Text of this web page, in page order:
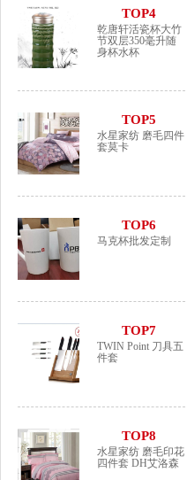
TOP4
乾唐轩活瓷杯大竹
节双层350毫升随
身杯水杯
TOP5
水星家纺 磨毛四件
套莫卡
TOP6
马克杯批发定制
TOP7
TWIN Point 刀具五
件套
TOP8
水星家纺 磨毛印花
四件套 DH艾洛森